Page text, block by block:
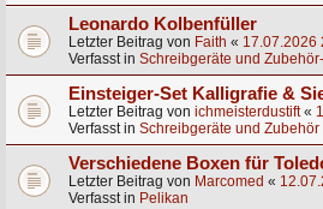
Leonardo Kolbenfüller
Letzter Beitrag von Faith « 17.07.2026
Verfasst in Schreibgeräte und
Einsteiger-Set Kalligrafie &
Letzter Beitrag von ichmeisterdustift«
Verfasst in Schreibgeräte und
Verschiedene Boxen für
Letzter Beitrag von Marcomed «
Verfasst in Pelikan